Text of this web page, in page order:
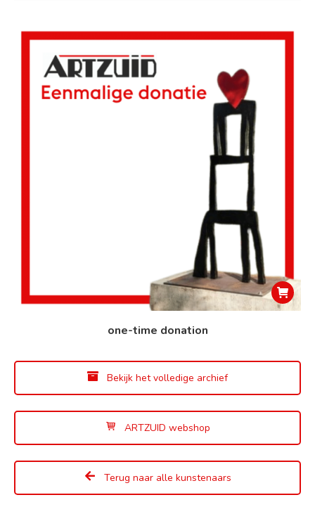
one-time donation
Bekijk het volledige archief
ARTZUID webshop
Terug naar alle kunstenaars